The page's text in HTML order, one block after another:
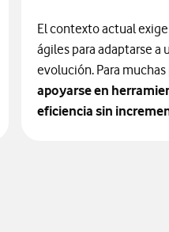
El contexto actual
ágiles para adaptarse a
evolución. Para
apoyarse en
eficiencia sin